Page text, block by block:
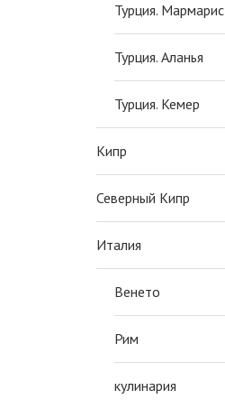
Турция. Мармарис
Турция. Аланья
Турция. Кемер
Кипр
Северный Кипр
Италия
Венето
Рим
кулинария